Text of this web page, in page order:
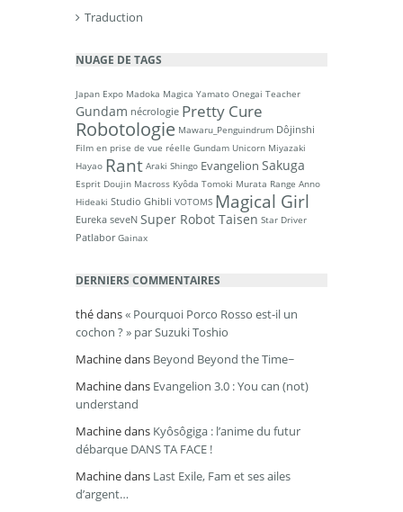
Traduction
NUAGE DE TAGS
Japan Expo Madoka Magica Yamato Onegai Teacher
Gundam nécrologie Pretty Cure
Robotologie Mawaru_Penguindrum Dôjinshi
Film en prise de vue réelle Gundam Unicorn Miyazaki
Hayao Rant Araki Shingo Evangelion Sakuga
Esprit Doujin Macross Kyôda Tomoki Murata Range Anno
Hideaki Studio Ghibli VOTOMS Magical Girl
Eureka seveN Super Robot Taisen Star Driver
Patlabor Gainax
DERNIERS COMMENTAIRES
thédans« Pourquoi Porco Rosso est-il un
cochon ? » par Suzuki Toshio
Machinedans Beyond Beyond the Time~
Machinedans Evangelion 3.0 : You can (not)
understand
Machinedans Kyôsôgiga : l’anime du futur
débarque DANS TA FACE !
Machinedans Last Exile, Fam et ses ailes
d’argent…